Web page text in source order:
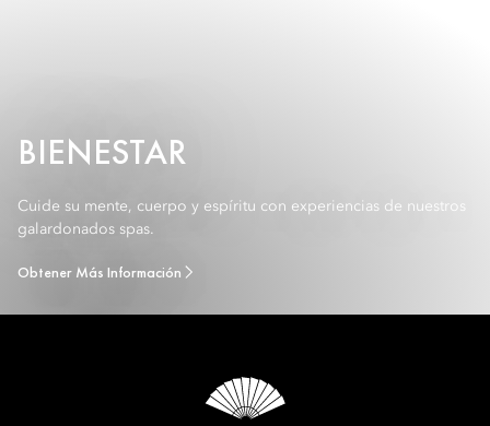
BIENESTAR
Cuide su mente, cuerpo y espíritu con experiencias de nuestros
galardonados spas.
Obtener Más Información